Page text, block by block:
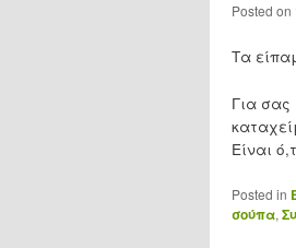
Posted on
Τα
Για σας
Είναι
Posted in
σούπα,